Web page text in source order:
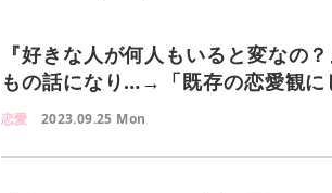
『好きな人が何人もいると変なの
もの話になり…→「既存の恋愛観に
恋愛 2023.09.25 Mon